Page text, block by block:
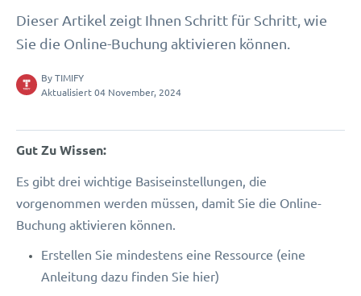
Dieser Artikel zeigt Ihnen Schritt für Schritt, wie
Sie die Online-Buchung aktivieren können.
By TIMIFY
Aktualisiert 04 November, 2024
Gut Zu Wissen:
Es gibt drei wichtige Basiseinstellungen, die
vorgenommen werden müssen, damit Sie die Online-
Buchung aktivieren können.
Erstellen Sie mindestens eine Ressource (eine
Anleitung dazu finden Sie hier)